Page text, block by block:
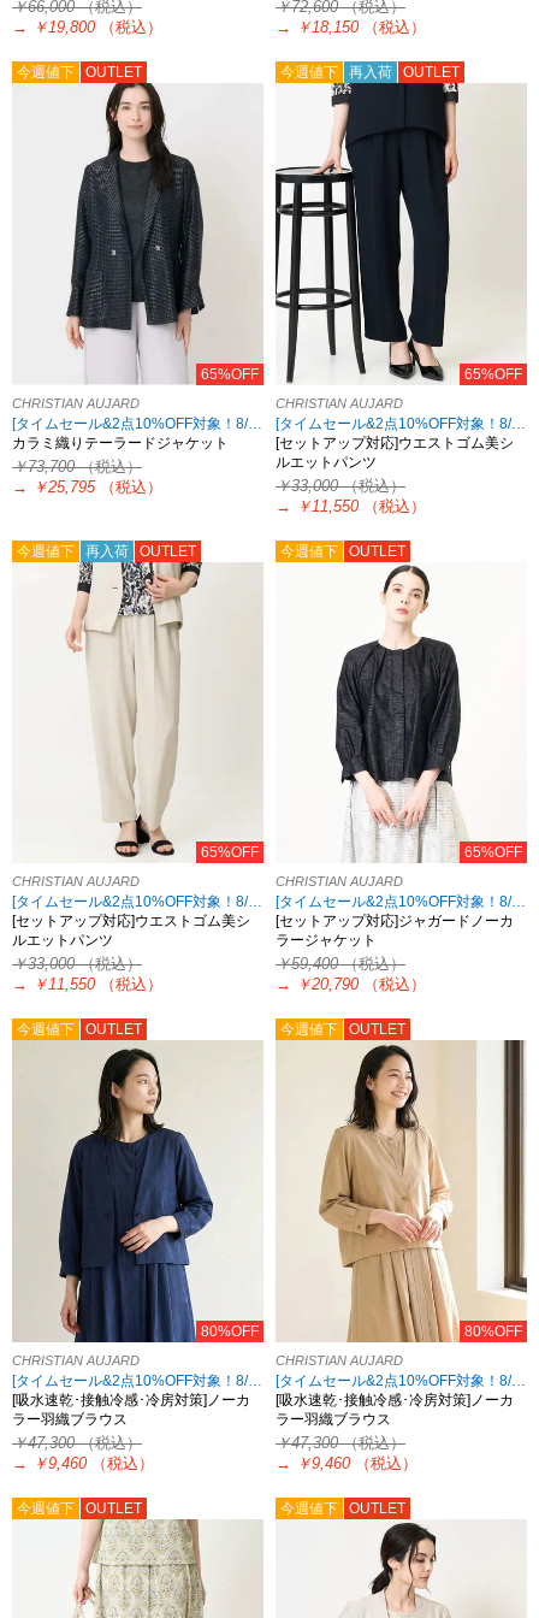
￥66,000（税込）
→
￥19,800 （税込）
￥72,600（税込）
→
￥18,150 （税込）
今週値下 OUTLET
65%OFF
CHRISTIAN AUJARD
[タイムセール&2点10%OFF対象！8/17 8:59まで アウトレット限定]
カラミ織りテーラードジャケット
￥73,700（税込）
→
￥25,795 （税込）
今週値下 再入荷 OUTLET
65%OFF
CHRISTIAN AUJARD
[タイムセール&2点10%OFF対象！8/17 8:59まで アウトレット限定]
[セットアップ対応]ウエストゴム美シ
ルエットパンツ
￥33,000（税込）
→
￥11,550 （税込）
今週値下 再入荷 OUTLET
65%OFF
CHRISTIAN AUJARD
[タイムセール&2点10%OFF対象！8/17 8:59まで アウトレット限定]
[セットアップ対応]ウエストゴム美シ
ルエットパンツ
￥33,000（税込）
→
￥11,550 （税込）
今週値下 OUTLET
65%OFF
CHRISTIAN AUJARD
[タイムセール&2点10%OFF対象！8/17 8:59まで アウトレット限定]
[セットアップ対応]ジャガードノーカ
ラージャケット
￥59,400（税込）
→
￥20,790 （税込）
今週値下 OUTLET
80%OFF
CHRISTIAN AUJARD
[タイムセール&2点10%OFF対象！8/17 8:59まで アウトレット限定]
[吸水速乾･接触冷感･冷房対策]ノーカ
ラー羽織ブラウス
￥47,300（税込）
→
￥9,460 （税込）
今週値下 OUTLET
80%OFF
CHRISTIAN AUJARD
[タイムセール&2点10%OFF対象！8/17 8:59まで アウトレット限定]
[吸水速乾･接触冷感･冷房対策]ノーカ
ラー羽織ブラウス
￥47,300（税込）
→
￥9,460 （税込）
今週値下 OUTLET 今週値下 OUTLET